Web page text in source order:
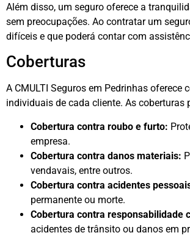
Além disso, um seguro oferece a
sem preocupações. Ao contratar um
difíceis e que poderá contar com
Coberturas
A CMULTI Seguros em Pedrinhas
individuais de cada cliente. As coberturas
Cobertura contra roubo e furto:
empresa.
Cobertura contra danos materiais:
vendavais, entre outros.
Cobertura contra acidentes
permanente ou morte.
Cobertura contra responsabilidade
acidentes de trânsito ou danos em